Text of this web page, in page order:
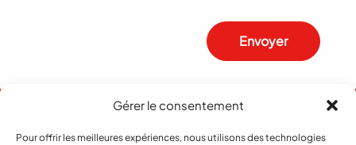
Gérer le consentement
Pour offrir les meilleures expériences, nous utilisons des technologies
Envoyer